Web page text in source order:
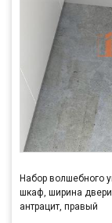
Набор волшебного
шкаф, ширина
антрацит, правый